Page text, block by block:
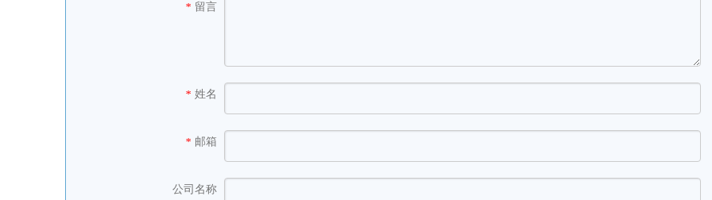
* 留言
* 姓名
* 邮箱
公司名称